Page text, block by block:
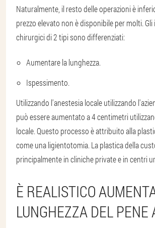
Naturalmente, il resto delle operazioni è
prezzo elevato non è disponibile per molti.
chirurgici di 2 tipi sono differenziati:
Aumentare la lunghezza.
Ispessimento.
Utilizzando l'anestesia locale utilizzando
può essere aumentato a 4 centimetri
locale. Questo processo è attribuito alla
come una ligientotomia. La plastica della
principalmente in cliniche private e in centri
È REALISTICO
LUNGHEZZA DEL PENE